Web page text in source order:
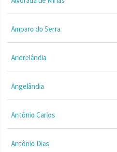
Amparo do Serra
Andrelândia
Angelândia
Antônio Carlos
Antônio Dias